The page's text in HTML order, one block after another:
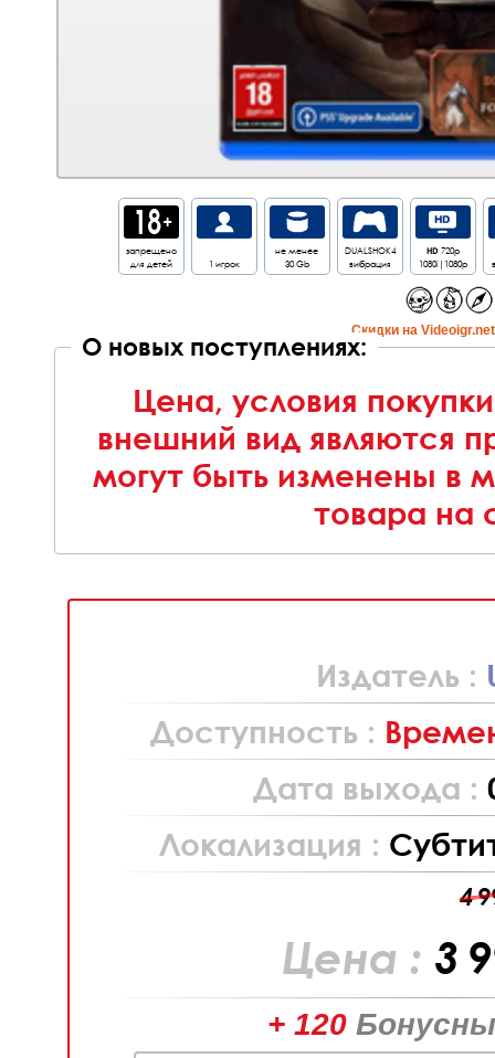
запрещено
для детей
1 игрок
не менее
30 Gb
DUALSHOK4
вибрация
HD720p
1080i|1080p
Cкидки на
О новых поступлениях:
Цена, условия
внешний вид являются
могут быть изменены в
товара на
Издатель :
Доступность :
Дата выхода :
Локализация :
4
Цена : 3
+ 120